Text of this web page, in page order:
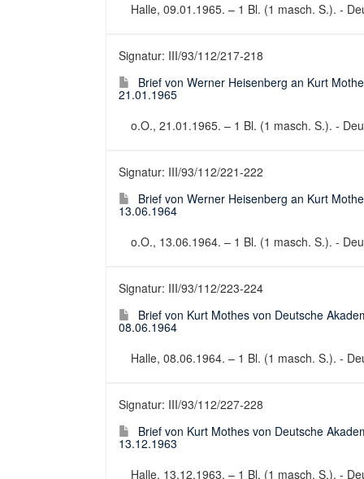
Halle, 09.01.1965. – 1 Bl. (1 masch. S.). -
Signatur: III/93/112/217-218
Brief von Werner Heisenberg an Kurt
21.01.1965
o.O., 21.01.1965. – 1 Bl. (1 masch. S.). -
Signatur: III/93/112/221-222
Brief von Werner Heisenberg an Kurt
13.06.1964
o.O., 13.06.1964. – 1 Bl. (1 masch. S.). -
Signatur: III/93/112/223-224
Brief von Kurt Mothes von Deutsche
08.06.1964
Halle, 08.06.1964. – 1 Bl. (1 masch. S.). -
Signatur: III/93/112/227-228
Brief von Kurt Mothes von Deutsche
13.12.1963
Halle, 13.12.1963. – 1 Bl. (1 masch. S.). -